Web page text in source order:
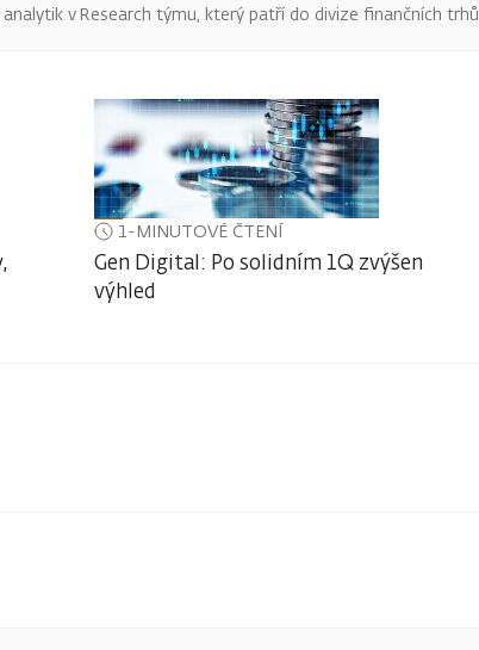
v Research týmu, který patří do divize finančních
1-MINUTOVÉ ČTENÍ
Gen Digital: Po solidním 1Q zvýšen
výhled